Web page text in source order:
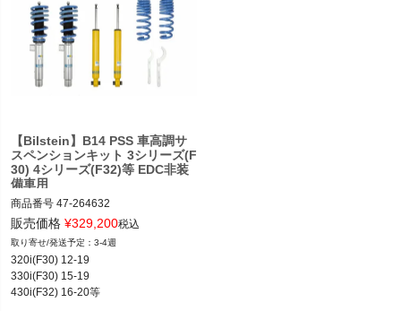
【Bilstein】B14 PSS 車高調サ
スペンションキット 3シリーズ(F
30) 4シリーズ(F32)等 EDC非装
備車用
商品番号 47-264632
47-264632
2T14：bil47-264632
販売価格 ¥329,200税込
3-4週
320i(F30) 12-19
330i(F30) 15-19
430i(F32) 16-20等